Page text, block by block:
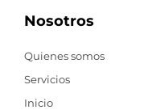
Nosotros
Quienes somos
Servicios
Inicio